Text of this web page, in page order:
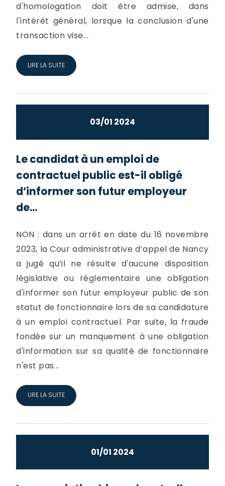
d'homologation doit être admise, dans
l'intérêt général, lorsque la conclusion d'une
transaction vise...
LIRE LA SUITE
03/01 2024
Le candidat à un emploi de
contractuel public est-il obligé
d’informer son futur employeur
de...
NON : dans un arrêt en date du 16 novembre
2023, la Cour administrative d’appel de Nancy
a jugé qu’il ne résulte d'aucune disposition
législative ou réglementaire une obligation
d'informer son futur employeur public de son
statut de fonctionnaire lors de sa candidature
à un emploi contractuel. Par suite, la fraude
fondée sur un manquement à une obligation
d'information sur sa qualité de fonctionnaire
n'est pas...
LIRE LA SUITE
01/01 2024